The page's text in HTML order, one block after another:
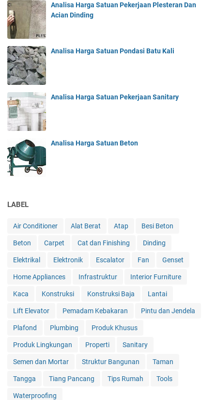
Analisa Harga Satuan Pekerjaan Plesteran Dan
Acian Dinding
Analisa Harga Satuan Pondasi Batu Kali
Analisa Harga Satuan Pekerjaan Sanitary
Analisa Harga Satuan Beton
LABEL
Air Conditioner Alat Berat Atap Besi Beton
Beton Carpet Cat dan Finishing Dinding
Elektrikal Elektronik Escalator Fan Genset
Home Appliances Infrastruktur Interior Furniture
Kaca Konstruksi Konstruksi Baja Lantai
Lift Elevator Pemadam Kebakaran Pintu dan Jendela
Plafond Plumbing Produk Khusus
Produk Lingkungan Properti Sanitary
Semen dan Mortar Struktur Bangunan Taman
Tangga Tiang Pancang Tips Rumah Tools
Waterproofing